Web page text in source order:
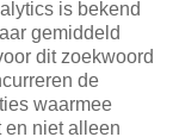
is bekend
gemiddeld
dit zoekwoord
de
waarmee
niet alleen